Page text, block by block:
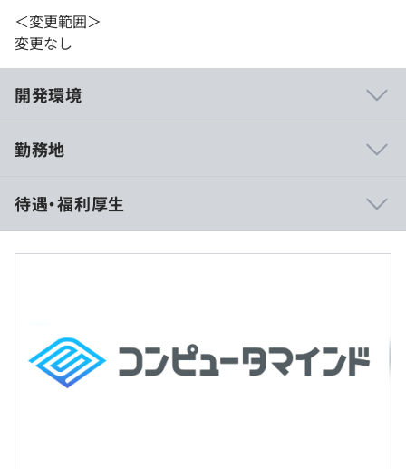
＜変更範囲＞
変更なし
開発環境
通貫で経験ができる
・9割の案件が社内での開発が可能で、コミュニケーショ
ンが活発
◆開発事例集
勤務地
待遇・福利厚生
■基本給：260,100(基本給：211,200円、前払割増賃金：
48,900)～
■年収：約420万～600万円